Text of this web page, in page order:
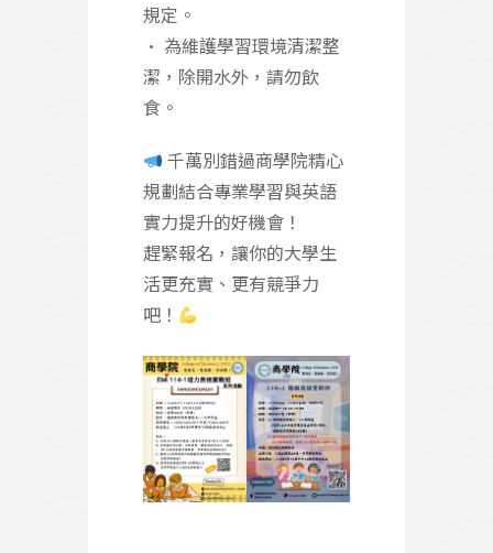
規定。
• 為維護學習環境清潔整
潔，除開水外，請勿飲
食。
千萬別錯過商學院精心
規劃結合專業學習與英語
實力提升的好機會！
趕緊報名，讓你的大學生
活更充實、更有競爭力
吧！